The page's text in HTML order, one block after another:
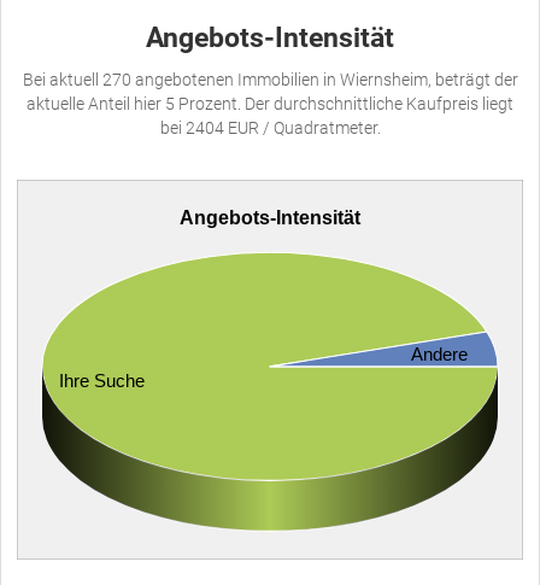
Angebots-Intensität
Bei aktuell 270 angebotenen Immobilien in Wiernsheim, beträgt der
aktuelle Anteil hier 5 Prozent. Der durchschnittliche Kaufpreis liegt
bei 2404 EUR / Quadratmeter.
Angebots-Intensität
Ihre Suche
Andere